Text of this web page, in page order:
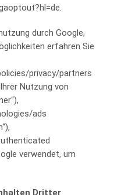
durch Google,
erfahren Sie
privacy/partners
Nutzung von
ads
verwendet, um
Dritter